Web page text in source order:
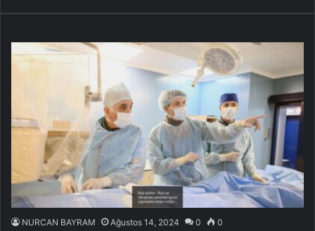
NURCAN BAYRAM Ağustos 14, 2024 0 0